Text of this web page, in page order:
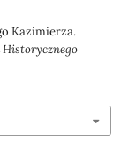
Kazimierza.